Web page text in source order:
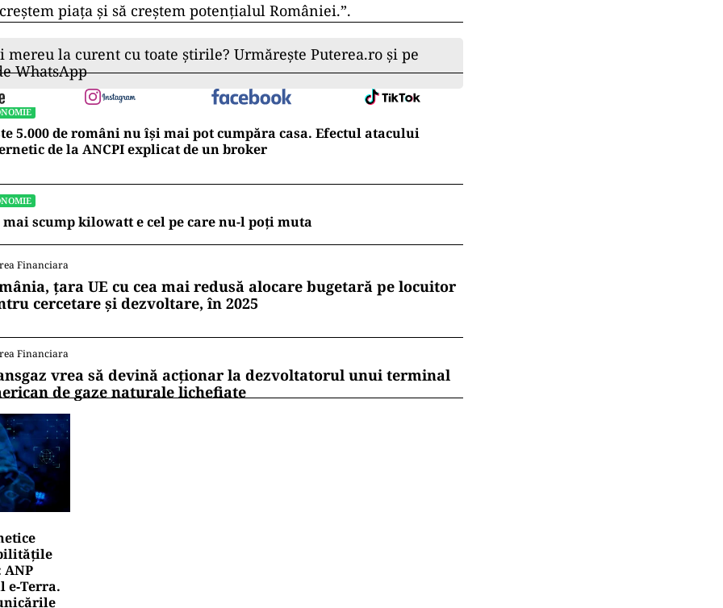
piața și să creștem potențialul României.”.
mereu la curent cu toate știrile? Urmărește Puterea.ro și pe
WhatsApp
5.000 de români nu își mai pot cumpăra casa. Efectul atacului
de la ANCPI explicat de un broker
mai scump kilowatt e cel pe care nu-l poți muta
Financiara
țara UE cu cea mai redusă alocare bugetară pe locuitor
cercetare și dezvoltare, în 2025
Financiara
vrea să devină acționar la dezvoltatorul unui terminal
de gaze naturale lichefiate
e‑Terra.